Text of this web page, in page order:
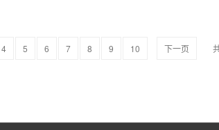
4 5 6 7 8 9 10 下一页